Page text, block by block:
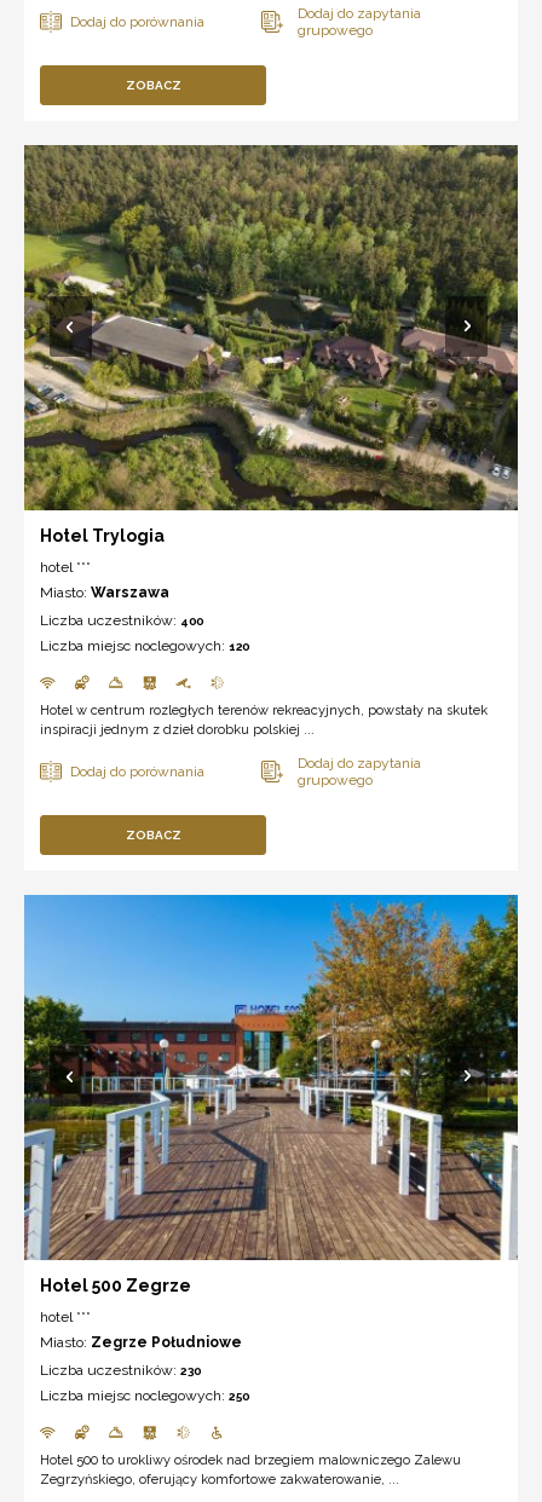
ZOBACZ
Hotel Trylogia
hotel ***
Miasto: Warszawa
Liczba uczestników: 400
Liczba miejsc noclegowych: 120
Hotel w centrum rozległych terenów rekreacyjnych, powstały na skutek
inspiracji jednym z dzieł dorobku polskiej ...
ZOBACZ
Hotel 500 Zegrze
hotel ***
Miasto: Zegrze Południowe
Liczba uczestników: 230
Liczba miejsc noclegowych: 250
Hotel 500 to urokliwy ośrodek nad brzegiem malowniczego Zalewu
Zegrzyńskiego, oferujący komfortowe zakwaterowanie, ...